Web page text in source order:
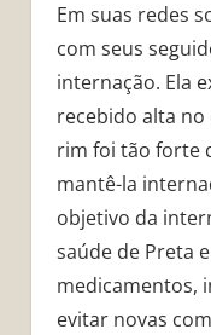
Em suas redes
com seus
internação. Ela
recebido alta
rim foi tão forte
mantê-la
objetivo da
saúde de Preta
medicamentos,
evitar novas